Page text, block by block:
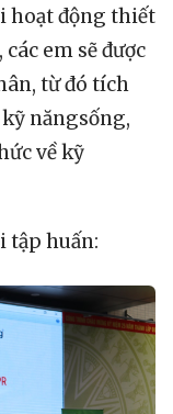
hoạtđộng thiết
, các em sẽđược
, từđó tích
kỹ năngsống,
vềkỹ
tập huấn: